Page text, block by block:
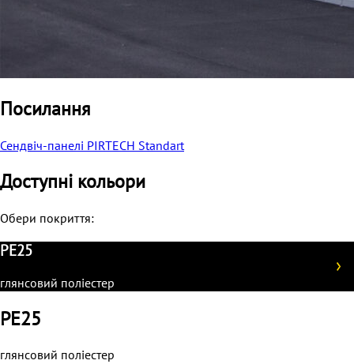
Посилання
Сендвіч-панелі PIRTECH Standart
Доступні кольори
Обери покриття:
PE25
глянсовий поліестер
PE25
глянсовий поліестер